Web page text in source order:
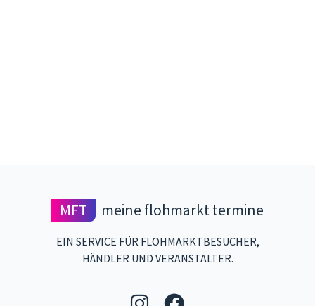
MFT meine flohmarkt termine
EIN SERVICE FÜR FLOHMARKTBESUCHER,
HÄNDLER UND VERANSTALTER.